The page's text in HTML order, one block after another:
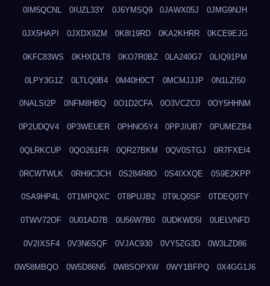
0IM5QCNL 0IUZL33Y 0J6YMSQ9 0JAWX05J 0JMG9NJH
0JX5HAPI 0JXDX9ZM 0K8I19RD 0KA2KHRR 0KCE9EJG
0KFC83WS 0KHXDLT8 0KO7R0BZ 0LA240G7 0LIQ91PM
0LPY3G1Z 0LTLQ0B4 0M40H0CT 0MCMJJJP 0N1LZI50
0NALSI2P 0NFM8HBQ 0O1D2CFA 0O3VCZC0 0OY5HHNM
0P2UDQV4 0P3WEUER 0PHNO5Y4 0PPJIUB7 0PUMEZB4
0QLRKCUP 0QO261FR 0QR27BKM 0QV0STGJ 0R7FXEI4
0RCWTWLK 0RH9C3CH 0S284R8O 0S4IXXQE 0S9E2KPP
0SA9HP4L 0T1MPQXC 0T8PUJB2 0T9LQ0SF 0TDEQ0TY
0TWV72OF 0U01AD7B 0U56W7B0 0UDKWD5I 0UELVNFD
0V2IXSF4 0V3N6SQF 0VJAC930 0VY5ZG3D 0W3LZD86
0W58MBQO 0W5D86N5 0W8SOPXW 0WY1BFPQ 0X4GG1J6